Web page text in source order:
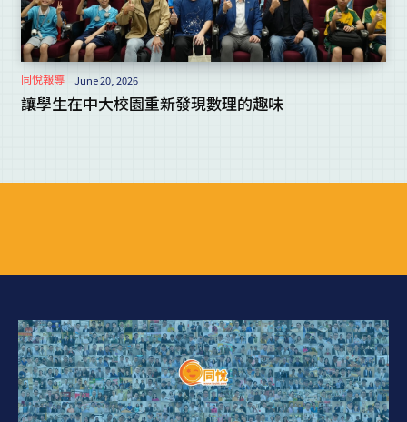
同悅報導 June 20, 2026
讓學生在中大校園重新發現數理的趣味